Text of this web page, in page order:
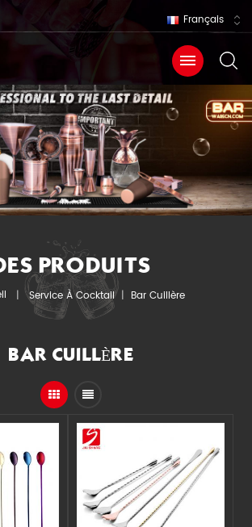
Français
PRODUITS
| Service À Cocktail | Bar Cuillère
BAR CUILLÈRE